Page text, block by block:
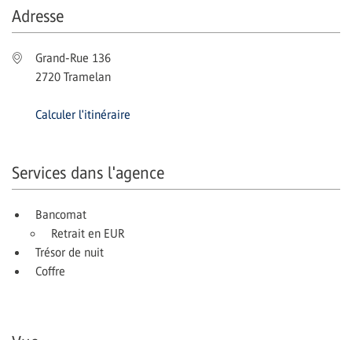
Adresse
Grand-Rue 136
2720 Tramelan
Calculer l'itinéraire
Services dans l'agence
Bancomat
Retrait en EUR
Trésor de nuit
Coffre